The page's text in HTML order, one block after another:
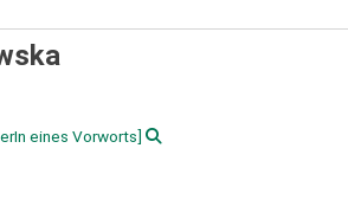
eines Vorworts]